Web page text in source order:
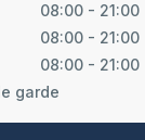
08:00 - 21:00
08:00 - 21:00
08:00 - 21:00
garde